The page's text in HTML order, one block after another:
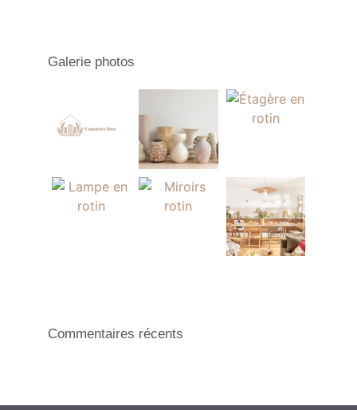
Galerie photos
Commentaires récents